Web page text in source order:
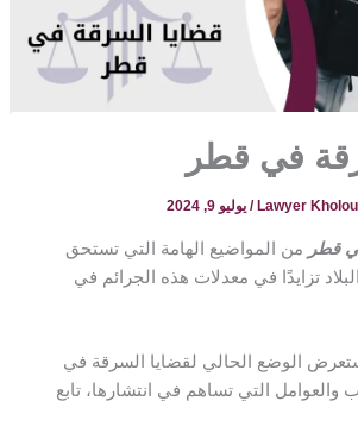
في قطر
/يوليو 9, 2024
قطر
من المواضيع الهامة التي تستحق
تزايدًا في معدلات هذه الجرائم في
الوضع الحالي لقضايا السرقة في
والعوامل التي تساهم في انتشارها، تابع